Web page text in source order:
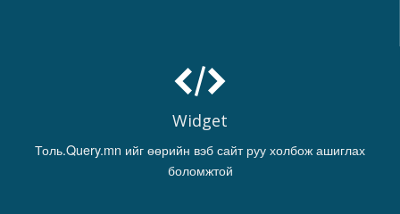
Widget
Толь.Query.mn ийг өөрийн вэб сайт руу холбож ашиглах
боломжтой